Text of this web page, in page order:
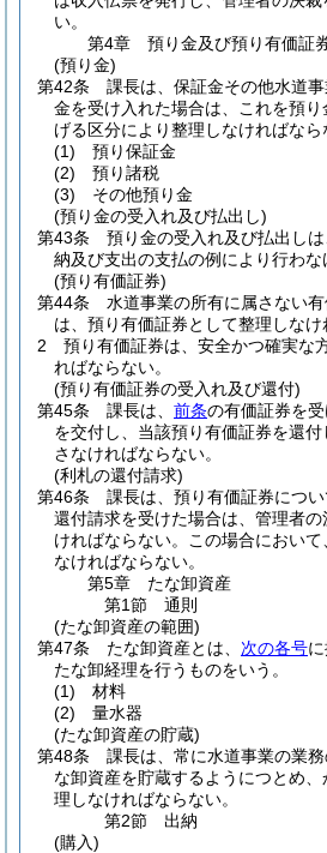
い。
第4章
預り金及び預り有価証
(預り金)
第42条
課長は、保証金その他水道
金を受け入れた場合は、これを預り
げる区分により整理しなければなら
(1)
預り保証金
(2)
預り諸税
(3)
その他預り金
(預り金の受入れ及び払出し)
第43条
預り金の受入れ及び払出し
納及び支出の支払の例により行わな
(預り有価証券)
第44条
水道事業の所有に属さない
は、預り有価証券として整理しなけ
2
預り有価証券は、安全かつ確実な
ればならない。
(預り有価証券の受入れ及び還付)
第45条
課長は、 前条の有価証券を
を交付し、当該預り有価証券を還
さなければならない。
(利札の還付請求)
第46条
課長は、預り有価証券につ
還付請求を受けた場合は、管理者
ければならない。
この場合におい
なければならない。
第5章
たな卸資産
第1節
通則
(たな卸資産の範囲)
第47条
たな卸資産とは、 次の各号
たな卸経理を行うものをいう。
(1)
材料
(2)
量水器
(たな卸資産の貯蔵)
第48条
課長は、常に水道事業の業
な卸資産を貯蔵するようにつとめ
理しなければならない。
第2節
出納
(購入)